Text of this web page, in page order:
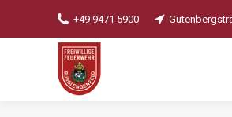
+49 9471 5900